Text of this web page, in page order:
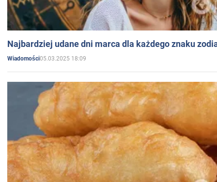
Najbardziej udane dni marca dla każdego znaku
Wiadomości05.03.2025 18:09